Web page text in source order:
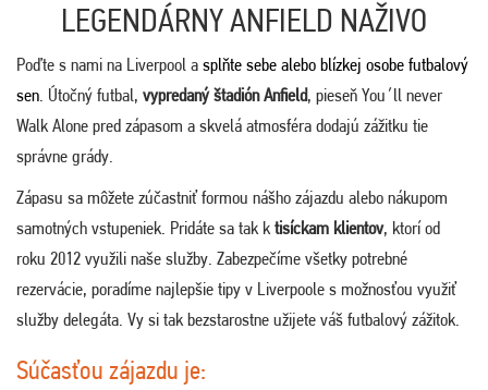
LEGENDÁRNY ANFIELD NAŽIVO
Poďte s nami na Liverpool a splňte sebe alebo blízkej osobe futbalový
sen. Útočný futbal, vypredaný štadión Anfield, pieseň You´ll never
Walk Alone pred zápasom a skvelá atmosféra dodajú zážitku tie
správne grády.
Zápasu sa môžete zúčastniť formou nášho zájazdu alebo nákupom
samotných vstupeniek. Pridáte sa tak ktisíckam klientov, ktorí od
roku 2012 využili naše služby. Zabezpečíme všetky potrebné
rezervácie, poradíme najlepšie tipy v Liverpoole s možnosťou využiť
služby delegáta. Vy si tak bezstarostne užijete váš futbalový zážitok.
Súčasťou zájazdu je: